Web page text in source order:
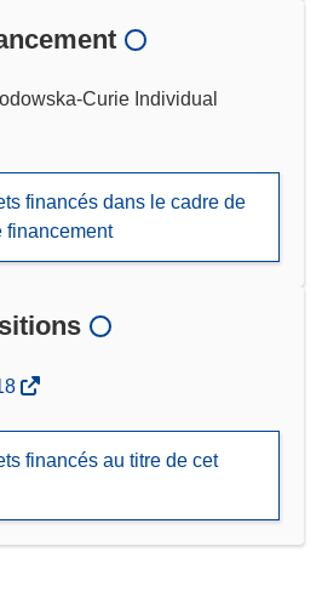
Curie Individual
financés dans le cadre de
financement
financés au titre de cet